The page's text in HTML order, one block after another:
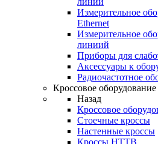
Измерительное
Ethernet
Измерительное
линиий
Приборы для
Аксессуары к
Радиочастотное
Кроссовое оборудование
Назад
Кроссовое
Стоечные кроссы
Настенные кроссы
Кроссы HTTB